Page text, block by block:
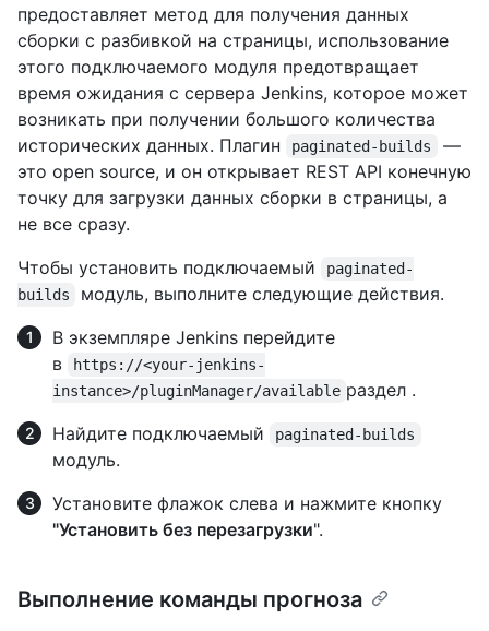
предоставляет метод для получения данных
сборки с разбивкой на страницы, использование
этого подключаемого модуля предотвращает
время ожидания с сервера Jenkins, которое может
возникать при получении большого количества
исторических данных. Плагин
paginated-builds
—
это open source, и он открывает REST API конечную
точку для загрузки данных сборки в страницы, а
не все сразу.
Чтобы установить подключаемый
paginated-
builds
модуль, выполните следующие действия.
В экземпляре Jenkins перейдите
в
https://<your-jenkins-
instance>/pluginManager/available раздел .
Найдите подключаемый
paginated-builds
модуль.
Установите флажок слева и нажмите кнопку
"Установить без перезагрузки".
Выполнение команды прогноза